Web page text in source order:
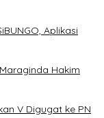
Aplikasi
Hakim
V Digugat ke PN